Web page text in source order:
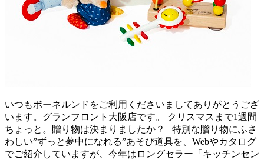
いつもボーネルンドをご利用くださいましてありがとうござ
います。グランフロント大阪店です。 クリスマスまで1週間
ちょっと。贈り物は決まりましたか？ 特別な贈り物にふさ
わしい”ずっと夢中になれる”あそび道具を、Webやカタログ
でご紹介していますが、今年はロングセラー「キッチンセン